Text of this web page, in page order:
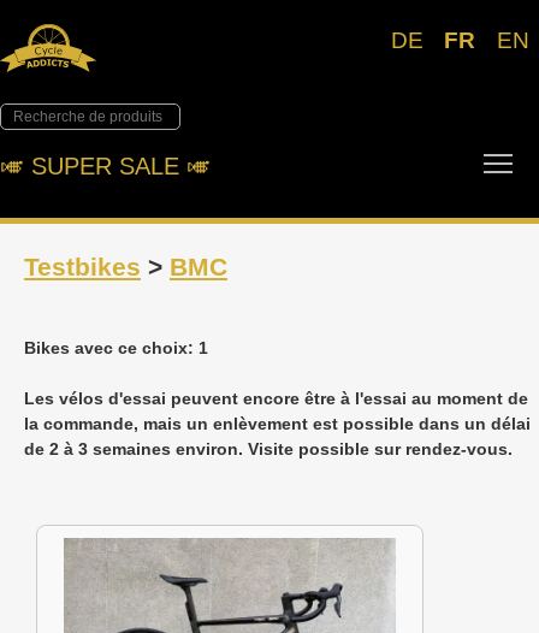
DE FR EN
🎺︎ SUPER SALE 🎺︎
Testbikes > BMC
Bikes avec ce choix: 1
Les vélos d'essai peuvent encore être à l'essai au moment de
la commande, mais un enlèvement est possible dans un délai
de 2 à 3 semaines environ. Visite possible sur rendez-vous.